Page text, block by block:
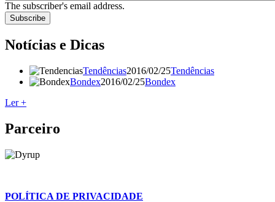
The subscriber's email address.
Notícias e Dicas
Tendências2016/02/25Tendências
Bondex2016/02/25Bondex
Ler +
Parceiro
POLÍTICA DE PRIVACIDADE